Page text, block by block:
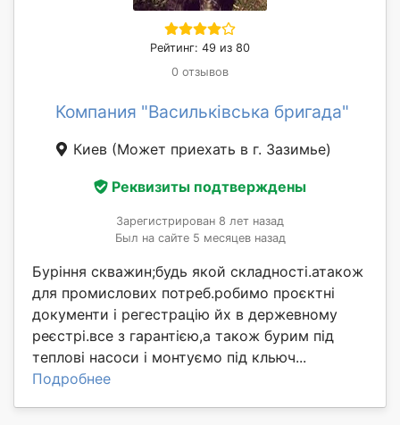
Рейтинг: 49 из 80
0 отзывов
Компания "Васильківська бригада"
Киев (Может приехать в г. Зазимье)
Реквизиты подтверждены
Зарегистрирован 8 лет назад
Был на сайте 5 месяцев назад
Буріння скважин;будь якой складності.атакож
для промислових потреб.робимо проєктні
документи і регестрацію йх в держевному
реєстрі.все з гарантією,а також бурим під
теплові насоси і монтуємо під кльюч...
Подробнее